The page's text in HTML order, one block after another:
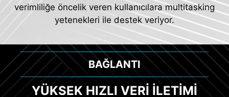
verimliliğe öncelik veren kullanıcılara multitasking
yetenekleri ile destek veriyor.
BAĞLANTI
YÜKSEK HIZLI VERİ İLETİMİ